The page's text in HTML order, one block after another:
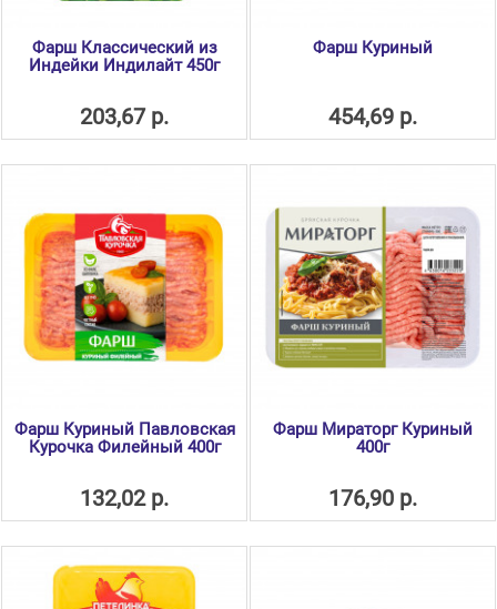
Фарш Классический из
Индейки Индилайт 450г
203,67 р.
Фарш Куриный
454,69 р.
Фарш Куриный Павловская
Курочка Филейный 400г
132,02 р.
Фарш Мираторг Куриный
400г
176,90 р.